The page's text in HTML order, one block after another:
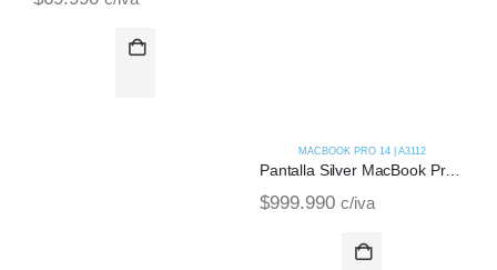
MACBOOK PRO 14 | A3112
Pantalla Silver MacBook Pro M4 14 | A3112 (2024)
$999.990 c/iva